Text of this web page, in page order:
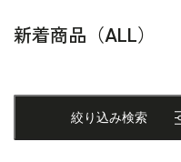
新着商品（ALL）
絞り込み検索